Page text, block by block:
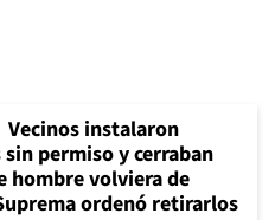
Vecinos instalaron
permiso y cerraban
hombre volviera de
ordenó retirarlos